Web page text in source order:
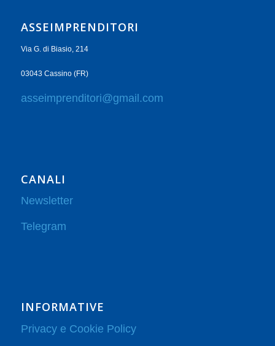
ASSEIMPRENDITORI
Via G. di Biasio, 214
03043 Cassino (FR)
asseimprenditori@gmail.com
CANALI
Newsletter
Telegram
INFORMATIVE
Privacy e Cookie Policy